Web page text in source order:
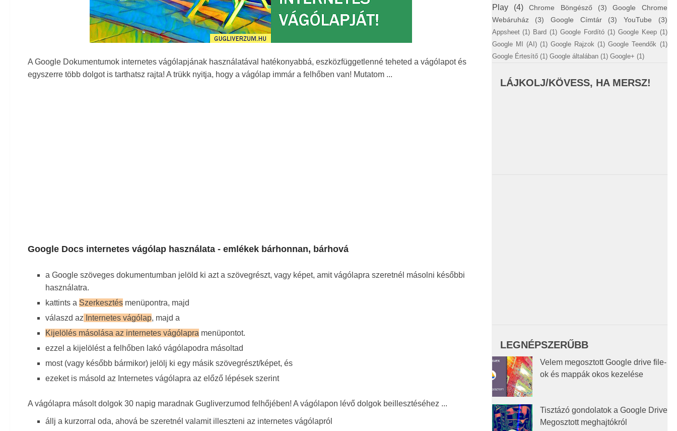
A Google Dokumentumok internetes vágólapjának használatával hatékonyabbá, eszközfüggetlenné teheted a vágólapot és
egyszerre több dolgot is tarthatsz rajta! A trükk nyitja, hogy a vágólap immár a felhőben van! Mutatom ...
Google Docs internetes vágólap használata - emlékek bárhonnan, bárhová
a Google szöveges dokumentumban jelöld ki azt a szövegrészt, vagy képet, amit vágólapra szeretnél másolni későbbi
használatra.
kattints a Szerkesztés menüpontra, majd
válaszd az Internetes vágólap, majd a
Kijelölés másolása az internetes vágólapra menüpontot.
ezzel a kijelölést a felhőben lakó vágólapodra másoltad
most (vagy később bármikor) jelölj ki egy másik szövegrészt/képet, és
ezeket is másold az Internetes vágólapra az előző lépések szerint
A vágólapra másolt dolgok 30 napig maradnak Gugliverzumod felhőjében! A vágólapon lévő dolgok beillesztéséhez ...
állj a kurzorral oda, ahová be szeretnél valamit illeszteni az internetes vágólapról
Play
(4) Chrome Böngésző (3)
Google Chrome
Webáruház
(3) Google Címtár (3) YouTube (3)
Appsheet (1) Bard (1) Google Fordító (1) Google Keep (1)
Google MI (AI) (1) Google Rajzok (1) Google Teendők (1)
Google Értesítő (1) Google általában (1) Google+ (1)
LÁJKOLJ/KÖVESS, HA MERSZ!
LEGNÉPSZERŰBB
Velem megosztott Google drive file-
ok és mappák okos kezelése
Tisztázó gondolatok a Google Drive
Megosztott meghajtókról